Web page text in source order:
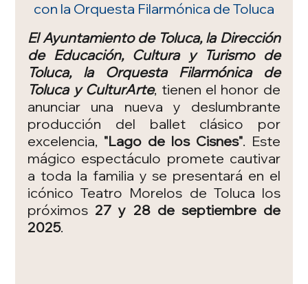
con la Orquesta Filarmónica de Toluca
El Ayuntamiento de Toluca, la Dirección
de Educación, Cultura y Turismo de
Toluca, la Orquesta Filarmónica de
Toluca y CulturArte, tienen el honor de
anunciar una nueva y deslumbrante
producción del ballet clásico por
excelencia, "Lago de los Cisnes". Este
mágico espectáculo promete cautivar
a toda la familia y se presentará en el
icónico Teatro Morelos de Toluca los
próximos 27 y 28 de septiembre de
2025.